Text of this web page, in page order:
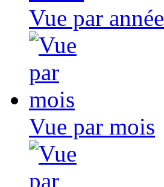
Vue par année
Vue par mois